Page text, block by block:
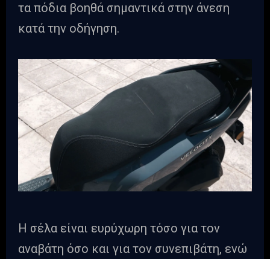
τα πόδια βοηθά σημαντικά στην άνεση
κατά την οδήγηση.
Η σέλα είναι ευρύχωρη τόσο για τον
αναβάτη όσο και για τον συνεπιβάτη, ενώ